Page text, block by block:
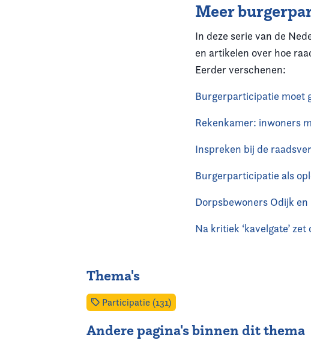
Meer
In deze serie van de
en artikelen over hoe
Eerder verschenen:
Burgerparticipatie moet
Rekenkamer: inwoners
Inspreken bij de
Burgerparticipatie als
Dorpsbewoners Odijk
Na kritiek ‘kavelgate’
Thema's
Participatie (131)
Andere pagina's binnen dit thema